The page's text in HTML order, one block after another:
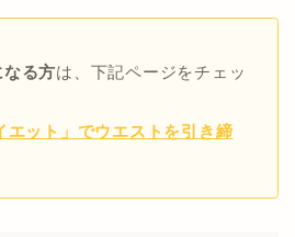
る方は、下記ページをチェッ
エット」でウエストを引き締